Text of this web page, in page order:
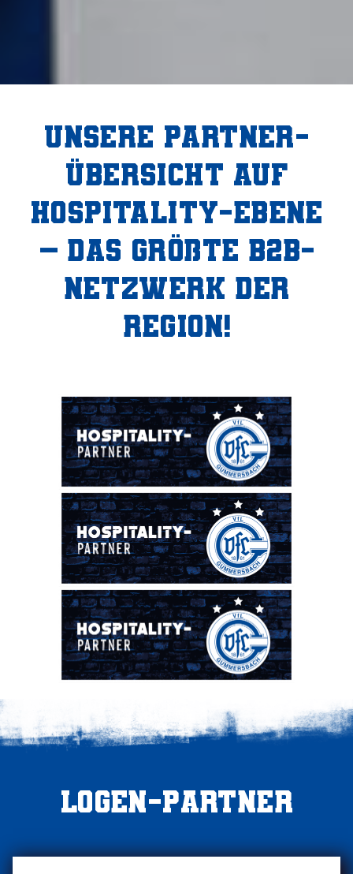
Unsere Partner­
übersicht auf
Hospitality-Ebene
– das größte B2B-
Netzwerk der
Region!
Logen-Partner